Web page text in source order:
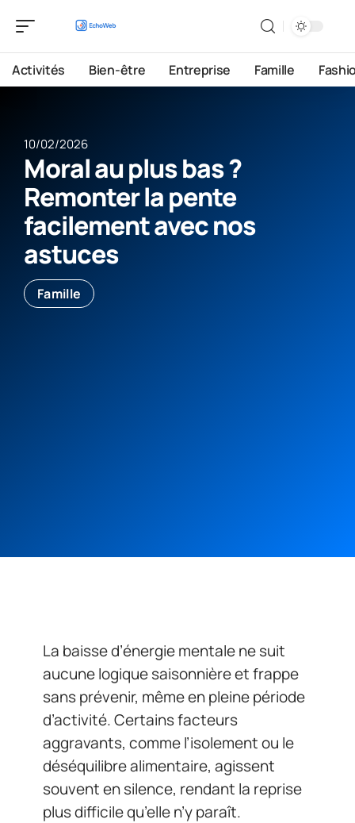
Activités Bien-être Entreprise Famille
10/02/2026
Moral au plus bas ?
Remonter la pente
facilement avec nos
astuces
Famille
La baisse d’énergie mentale ne suit
aucune logique saisonnière et frappe
sans prévenir, même en pleine période
d’activité. Certains facteurs
aggravants, comme l’isolement ou le
déséquilibre alimentaire, agissent
souvent en silence, rendant la reprise
plus difficile qu’elle n’y paraît.